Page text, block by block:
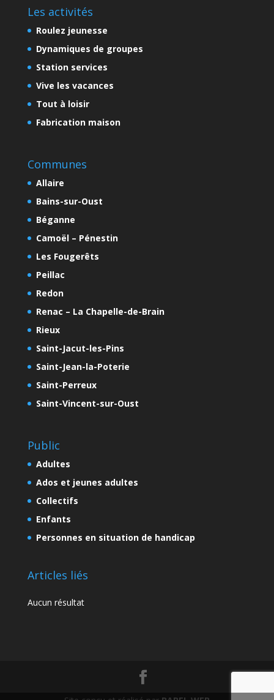
Les activités
Roulez jeunesse
Dynamiques de groupes
Station services
Vive les vacances
Tout à loisir
Fabrication maison
Communes
Allaire
Bains-sur-Oust
Béganne
Camoël – Pénestin
Les Fougerêts
Peillac
Redon
Renac – La Chapelle-de-Brain
Rieux
Saint-Jacut-les-Pins
Saint-Jean-la-Poterie
Saint-Perreux
Saint-Vincent-sur-Oust
Public
Adultes
Ados et jeunes adultes
Collectifs
Enfants
Personnes en situation de handicap
Articles liés
Aucun résultat